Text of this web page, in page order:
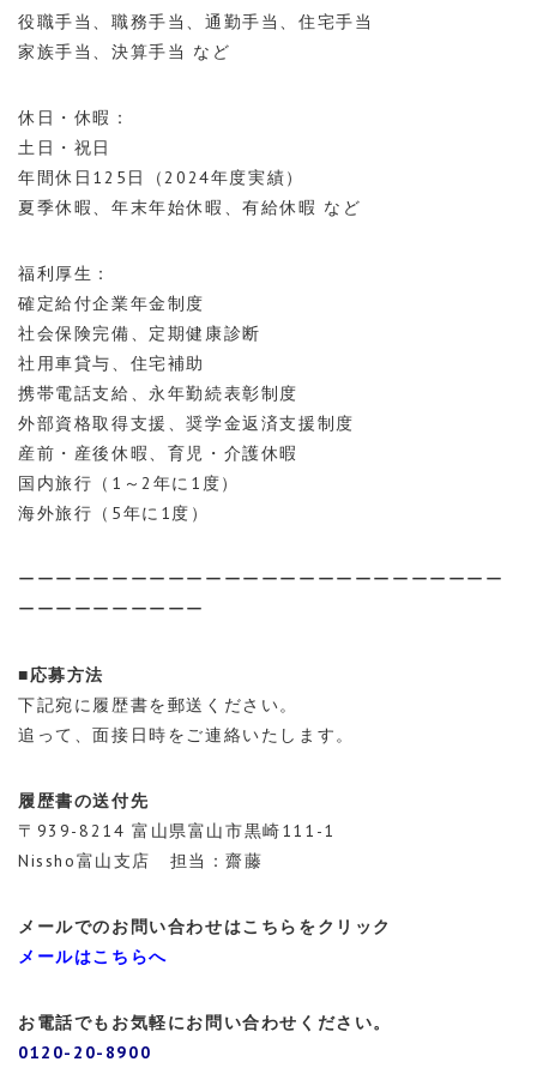
役職手当、職務手当、通勤手当、住宅手当
家族手当、決算手当 など
休日・休暇：
土日・祝日
年間休日125日（2024年度実績）
夏季休暇、年末年始休暇、有給休暇 など
福利厚生：
確定給付企業年金制度
社会保険完備、定期健康診断
社用車貸与、住宅補助
携帯電話支給、永年勤続表彰制度
外部資格取得支援、奨学金返済支援制度
産前・産後休暇、育児・介護休暇
国内旅行（1～2年に1度）
海外旅行（5年に1度）
ーーーーーーーーーーーーーーーーーーーーーーーーーー
ーーーーーーーーーー
■応募方法
下記宛に履歴書を郵送ください。
追って、面接日時をご連絡いたします。
履歴書の送付先
〒939-8214 富山県富山市黒崎111-1
Nissho富山支店 担当：齋藤
メールでのお問い合わせはこちらをクリック
メールはこちらへ
お電話でもお気軽にお問い合わせください。
0120-20-8900